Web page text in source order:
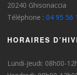
20240 Ghisonaccia
Téléphone : 04 95 56
HORAIRES
Lundi-Jeudi: 08h00-